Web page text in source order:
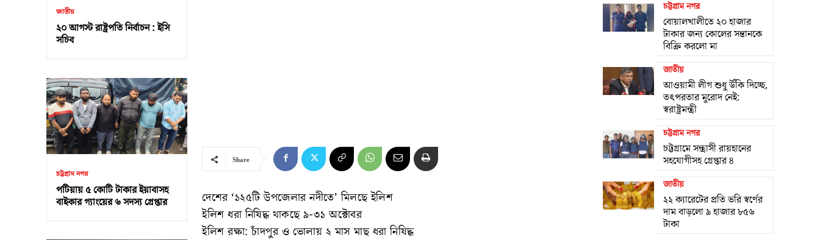
জাতীয়
২০ আগস্ট রাষ্ট্রপতি নির্বাচন : ইসি
সচিব
চট্টগ্রাম নগর
পটিয়ায় ৫ কোটি টাকার ইয়াবাসহ
বাইকার গ্যাংয়ের ৬ সদস্য গ্রেপ্তার
Share
দেশের ‘১২৫টি উপজেলার নদীতে’ মিলছে ইলিশ
ইলিশ ধরা নিষিদ্ধ থাকছে ৯-৩১ অক্টোবর
ইলিশ রক্ষা: চাঁদপুর ও ভোলায় ২ মাস মাছ ধরা নিষিদ্ধ
চট্টগ্রাম নগর
বোয়ালখালীতে ২০ হাজার
টাকার জন্য কোলের সন্তানকে
বিক্রি করলো মা
জাতীয়
আওয়ামী লীগ শুধু উঁকি দিচ্ছে,
তৎপরতার মুরোদ নেই:
স্বরাষ্ট্রমন্ত্রী
চট্টগ্রাম নগর
চট্টগ্রামে সন্ত্রাসী রায়হানের
সহযোগীসহ গ্রেপ্তার ৪
জাতীয়
২২ ক্যারেটের প্রতি ভরি স্বর্ণের
দাম বাড়লো ৯ হাজার ৮৫৬
টাকা